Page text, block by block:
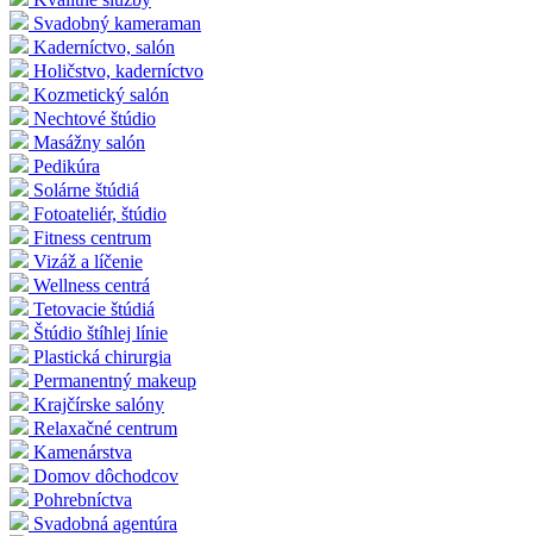
Svadobný kameraman
Kaderníctvo, salón
Holičstvo, kaderníctvo
Kozmetický salón
Nechtové štúdio
Masážny salón
Pedikúra
Solárne štúdiá
Fotoateliér, štúdio
Fitness centrum
Vizáž a líčenie
Wellness centrá
Tetovacie štúdiá
Štúdio štíhlej línie
Plastická chirurgia
Permanentný makeup
Krajčírske salóny
Relaxačné centrum
Kamenárstva
Domov dôchodcov
Pohrebníctva
Svadobná agentúra